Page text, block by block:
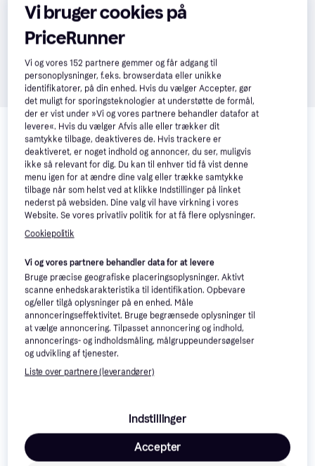
Relaterede produkter
Se vores forslag til andre produkter, der matcher dine
interesser. Vis alle
SanDisk Phone USB
flashdrive 32 GB
Philips USB 3.0 Vivid
Edition 32GB
Vi bruger cookies på
PriceRunner
Vi og vores152 partnere gemmer og får adgang til
personoplysninger, f.eks. browserdata eller unikke
identifikatorer, på din enhed. Hvis du vælger Accepter, gør
det muligt for sporingsteknologier at understøtte de formål,
der er vist under »Vi og vores partnere behandler datafor at
levere«. Hvis du vælger Afvis alle eller trækker dit
samtykke tilbage, deaktiveres de. Hvis trackere er
deaktiveret, er noget indhold og annoncer, du ser, muligvis
ikke så relevant for dig. Du kan til enhver tid få vist denne
menu igen for at ændre dine valg eller trække samtykke
tilbage når som helst ved at klikke Indstillinger på linket
nederst på websiden. Dine valg vil have virkning i vores
Website. Se vores privatliv politik for at få flere oplysninger.
Cookiepolitik
Vi og vores partnere behandler data for at levere
Bruge præcise geografiske placeringsoplysninger. Aktivt
scanne enhedskarakteristika til identifikation. Opbevare
og/eller tilgå oplysninger på en enhed. Måle
annonceringseffektivitet. Bruge begrænsede oplysninger til
at vælge annoncering. Tilpasset annoncering og indhold,
annoncerings- og indholdsmåling, målgruppeundersøgelser
og udvikling af tjenester.
Liste over partnere (leverandører)
Indstillinger
Accepter